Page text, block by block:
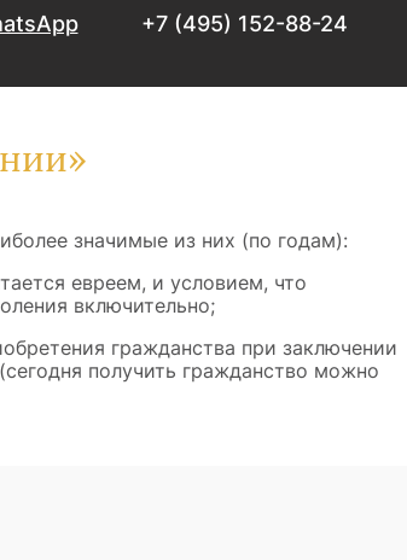
+7 (495) 152-88-24
значимые из них (по годам):
евреем, и условием, что
включительно;
гражданства при заключении
получить гражданство можно